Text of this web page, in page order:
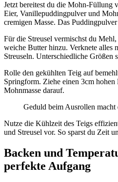
Jetzt bereitest du die Mohn-Füllung
Eier, Vanillepuddingpulver und
cremigen Masse. Das
Für die Streusel vermischst du
weiche Butter hinzu. Verknete alles
Streuseln. Unterschiedliche Größen
Rolle den gekühlten Teig auf
Springform. Ziehe einen 3cm
Mohnmasse darauf.
Geduld beim Ausrollen macht
Nutze die Kühlzeit des Teigs
und Streusel vor. So sparst du Zeit
Backen und
perfekte Aufgang